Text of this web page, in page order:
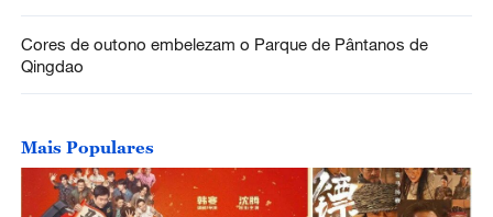
Cores de outono embelezam o Parque de Pântanos de
Qingdao
Mais Populares